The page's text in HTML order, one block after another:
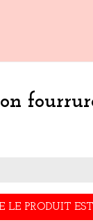
LE PRODUIT